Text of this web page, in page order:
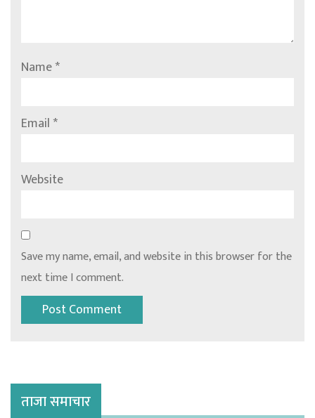
Name*
Email*
Website
Save my name, email, and website in this browser for the
next time I comment.
ताजा समाचार